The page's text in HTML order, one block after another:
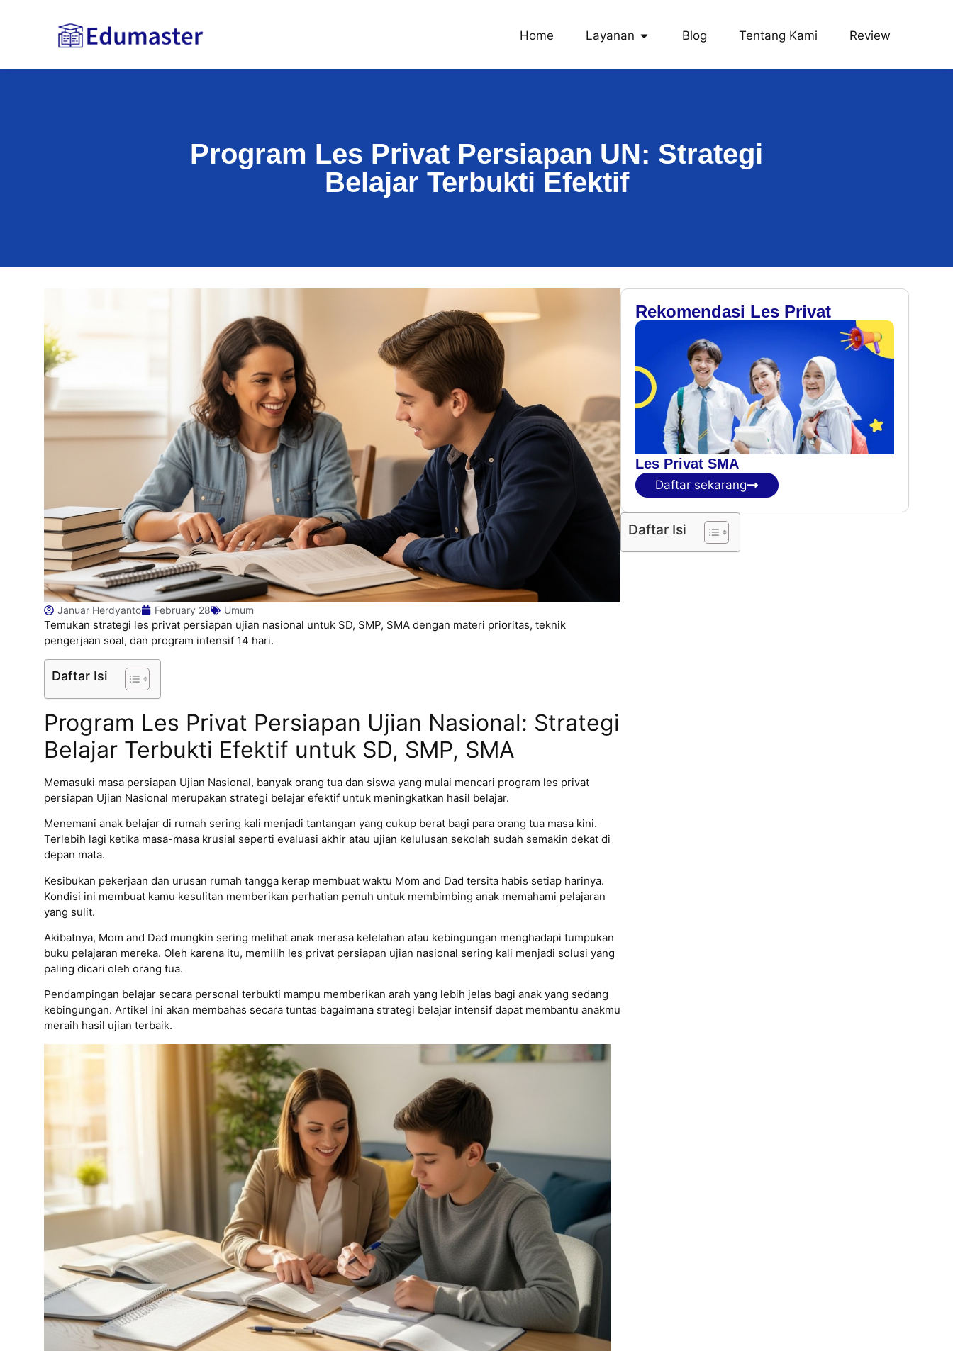
Home Layanan Blog Tentang Kami Review
Program Les Privat Persiapan UN: Strategi
Belajar Terbukti Efektif
Januar Herdyanto February 28 Umum
Temukan strategi les privat persiapan ujian nasional untuk SD, SMP, SMA dengan materi prioritas, teknik
pengerjaan soal, dan program intensif 14 hari.
Daftar Isi
Program Les Privat Persiapan Ujian Nasional: Strategi
Belajar Terbukti Efektif untuk SD, SMP, SMA
Memasuki masa persiapan Ujian Nasional, banyak orang tua dan siswa yang mulai mencari program les privat
persiapan Ujian Nasional merupakan strategi belajar efektif untuk meningkatkan hasil belajar.
Menemani anak belajar di rumah sering kali menjadi tantangan yang cukup berat bagi para orang tua masa kini.
Terlebih lagi ketika masa-masa krusial seperti evaluasi akhir atau ujian kelulusan sekolah sudah semakin dekat di
depan mata.
Kesibukan pekerjaan dan urusan rumah tangga kerap membuat waktu Mom and Dad tersita habis setiap harinya.
Kondisi ini membuat kamu kesulitan memberikan perhatian penuh untuk membimbing anak memahami pelajaran
yang sulit.
Akibatnya, Mom and Dad mungkin sering melihat anak merasa kelelahan atau kebingungan menghadapi tumpukan
buku pelajaran mereka. Oleh karena itu, memilih les privat persiapan ujian nasional sering kali menjadi solusi yang
paling dicari oleh orang tua.
Pendampingan belajar secara personal terbukti mampu memberikan arah yang lebih jelas bagi anak yang sedang
kebingungan. Artikel ini akan membahas secara tuntas bagaimana strategi belajar intensif dapat membantu anakmu
meraih hasil ujian terbaik.
Rekomendasi Les Privat
Les Privat SMA
Daftar sekarang
Daftar Isi